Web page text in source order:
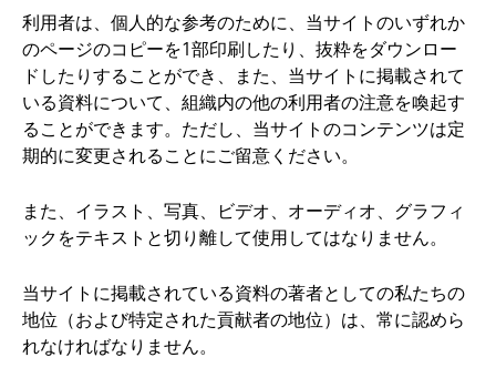
利用者は、個人的な参考のために、当サイトのいずれか
のページのコピーを1部印刷したり、抜粋をダウンロー
ドしたりすることができ、また、当サイトに掲載されて
いる資料について、組織内の他の利用者の注意を喚起す
ることができます。ただし、当サイトのコンテンツは定
期的に変更されることにご留意ください。
また、イラスト、写真、ビデオ、オーディオ、グラフィ
ックをテキストと切り離して使用してはなりません。
当サイトに掲載されている資料の著者としての私たちの
地位（および特定された貢献者の地位）は、常に認めら
れなければなりません。